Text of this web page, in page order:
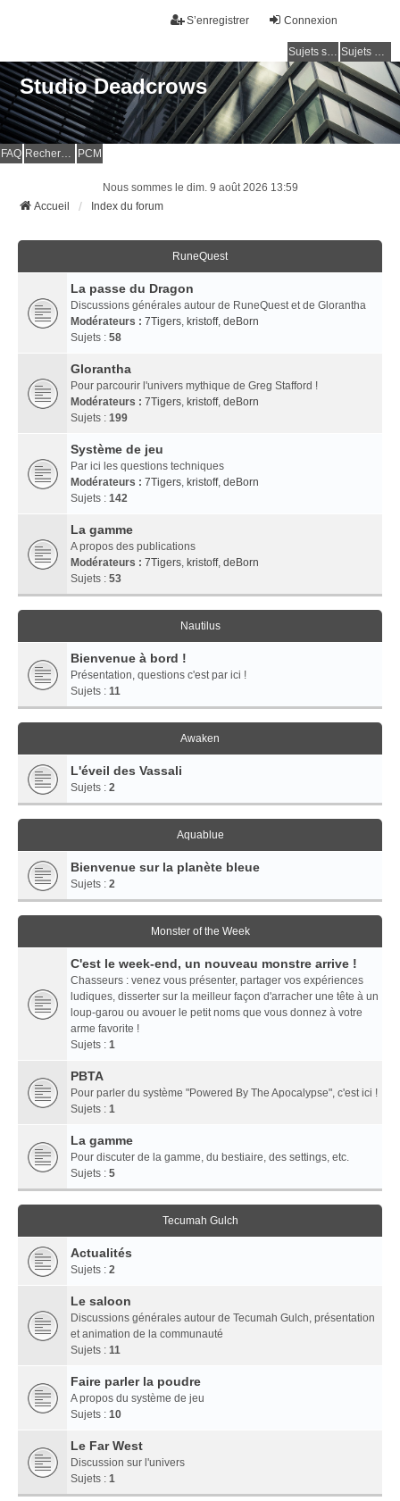
Connexion
S’enregistrer
Sujets sans réponse Sujets actifs
Studio Deadcrows
FAQ Rechercher PCM
Nous sommes le dim. 9 août 2026 13:59
Accueil
Index du forum
RuneQuest
La passe du Dragon
Discussions générales autour de RuneQuest et de Glorantha
Modérateurs : 7Tigers, kristoff, deBorn
Sujets : 58
Glorantha
Pour parcourir l'univers mythique de Greg Stafford !
Modérateurs : 7Tigers, kristoff, deBorn
Sujets : 199
Système de jeu
Par ici les questions techniques
Modérateurs : 7Tigers, kristoff, deBorn
Sujets : 142
La gamme
A propos des publications
Modérateurs : 7Tigers, kristoff, deBorn
Sujets : 53
Nautilus
Bienvenue à bord !
Présentation, questions c'est par ici !
Sujets : 11
Awaken
L'éveil des Vassali
Sujets : 2
Aquablue
Bienvenue sur la planète bleue
Sujets : 2
Monster of the Week
C'est le week-end, un nouveau monstre arrive !
Chasseurs : venez vous présenter, partager vos expériences
ludiques, disserter sur la meilleur façon d'arracher une tête à un
loup-garou ou avouer le petit noms que vous donnez à votre
arme favorite !
Sujets : 1
PBTA
Pour parler du système "Powered By The Apocalypse", c'est ici !
Sujets : 1
La gamme
Pour discuter de la gamme, du bestiaire, des settings, etc.
Sujets : 5
Tecumah Gulch
Actualités
Sujets : 2
Le saloon
Discussions générales autour de Tecumah Gulch, présentation
et animation de la communauté
Sujets : 11
Faire parler la poudre
A propos du système de jeu
Sujets : 10
Le Far West
Discussion sur l'univers
Sujets : 1